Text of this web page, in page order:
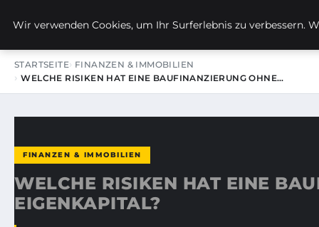
KIRSTINS WEG
STARTSEITE FINANZEN & IMMOBILIEN
WELCHE RISIKEN HAT EINE BAUFINANZIERUNG OHNE…
FINANZEN & IMMOBILIEN
WELCHE RISIKEN HAT EINE
EIGENKAPITAL?
Wir verwenden Cookies, um Ihr Surferlebnis zu verbessern.